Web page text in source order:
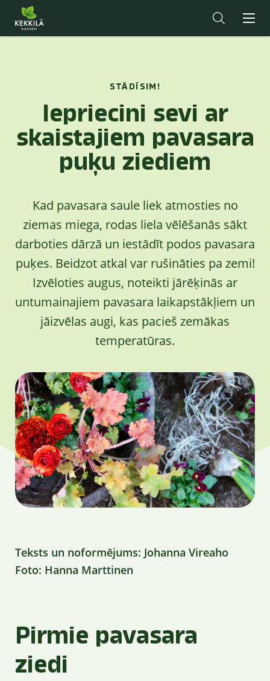
STĀDĪSIM!
Iepriecini sevi ar
skaistajiem pavasara
puķu ziediem
Kad pavasara saule liek atmosties no
ziemas miega, rodas liela vēlēšanās sākt
darboties dārzā un iestādīt podos pavasara
puķes. Beidzot atkal var rušināties pa zemi!
Izvēloties augus, noteikti jārēķinās ar
untumainajiem pavasara laikapstākļiem un
jāizvēlas augi, kas pacieš zemākas
temperatūras.
Teksts un noformējums: Johanna Vireaho
Foto: Hanna Marttinen
Pirmie pavasara
ziedi